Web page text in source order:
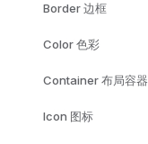
Border 边框
Color 色彩
Container 布局容器
Icon 图标